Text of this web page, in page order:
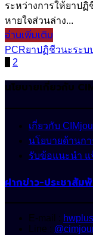
ระหว่างการให้ยาปฏิ
หายใจส่วนล่าง...
อ่านเพิ่มเติม
PCRยาปฏิชีวนะระบ
Posts
pagination
2
นโยบายเกี่ยวกับ
เกี่ยวกับ
นโยบายด้านก
รับข้อแนะนำ แ
ฝากข่าว-ประชาสัม
E-mail :
Line :